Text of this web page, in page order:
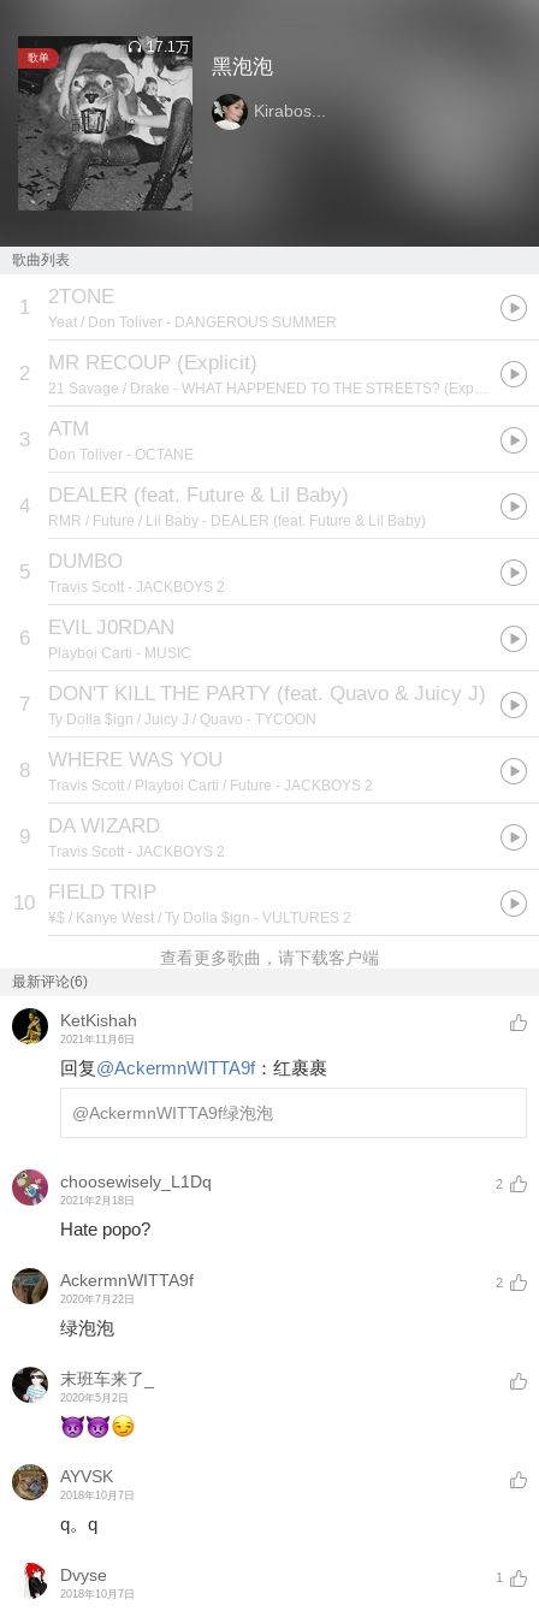
歌单
17.1万
黑泡泡
Kirabos...
歌曲列表
1 2TONE
Yeat / Don Toliver - DANGEROUS SUMMER
2 MR RECOUP (Explicit)
21 Savage / Drake - WHAT HAPPENED TO THE STREETS? (Explicit)
3 ATM
Don Toliver - OCTANE
4 DEALER (feat. Future & Lil Baby)
RMR / Future / Lil Baby - DEALER (feat. Future & Lil Baby)
5 DUMBO
Travis Scott - JACKBOYS 2
6 EVIL J0RDAN
Playboi Carti - MUSIC
7 DON'T KILL THE PARTY (feat. Quavo & Juicy J)
Ty Dolla $ign / Juicy J / Quavo - TYCOON
8 WHERE WAS YOU
Travis Scott / Playboi Carti / Future - JACKBOYS 2
9 DA WIZARD
Travis Scott - JACKBOYS 2
10 FIELD TRIP
¥$ / Kanye West / Ty Dolla $ign - VULTURES 2
查看更多歌曲，请下载客户端
最新评论(6)
KetKishah
2021年11月6日
回复@AckermnWITTA9f： 红裹裹
@AckermnWITTA9f绿泡泡
choosewisely_L1Dq
2021年2月18日
2
Hate popo?
AckermnWITTA9f
2020年7月22日
2
绿泡泡
末班车来了_
2020年5月2日
AYVSK
2018年10月7日
q。q
Dvyse
2018年10月7日
1